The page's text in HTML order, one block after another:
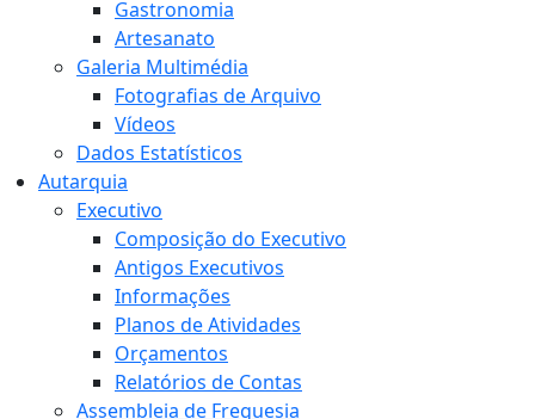
Gastronomia
Artesanato
Galeria Multimédia
Fotografias de Arquivo
Vídeos
Dados Estatísticos
Autarquia
Executivo
Composição do Executivo
Antigos Executivos
Informações
Planos de Atividades
Orçamentos
Relatórios de Contas
Assembleia de Freguesia